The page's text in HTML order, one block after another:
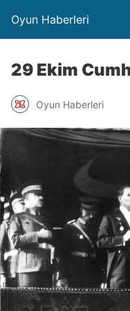
Oyun Haberleri
29 Ekim
Oyun Haberleri